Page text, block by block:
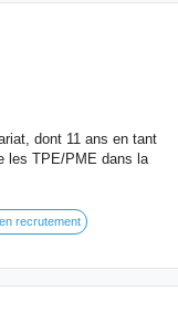
dont 11 ans en tant
les TPE/PME dans la
recrutement